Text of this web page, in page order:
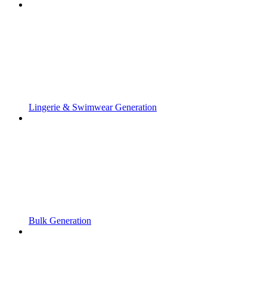
Lingerie & Swimwear Generation
Bulk Generation